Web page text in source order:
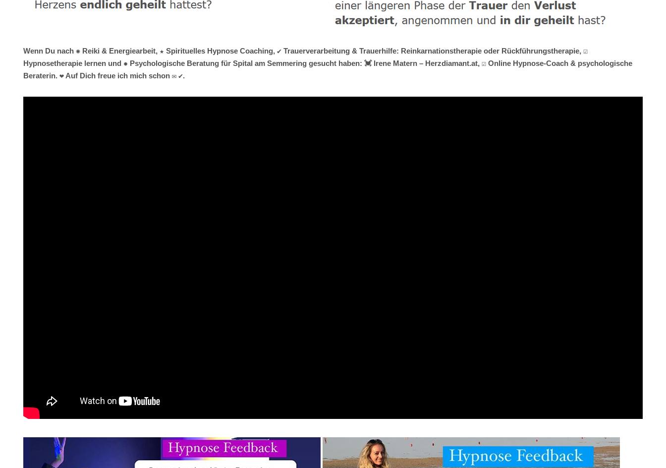
Wenn Du nach ✺ Reiki & Energiearbeit, ★ Spirituelles Hypnose Coaching, ✔️ Trauerverarbeitung & Trauerhilfe: Reinkarnationstherapie oder Rückführungstherapie, ☑️
Hypnosetherapie lernen und ✹ Psychologische Beratung für Spital am Semmering gesucht haben: 💓️ Irene Matern – Herzdiamant.at, ☑️ Online Hypnose-Coach & psychologische
Beraterin. ❤ Auf Dich freue ich mich schon ✉ ✔.